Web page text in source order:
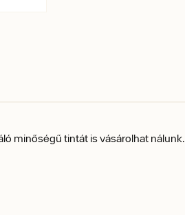
minőségű tintát is vásárolhat nálunk.